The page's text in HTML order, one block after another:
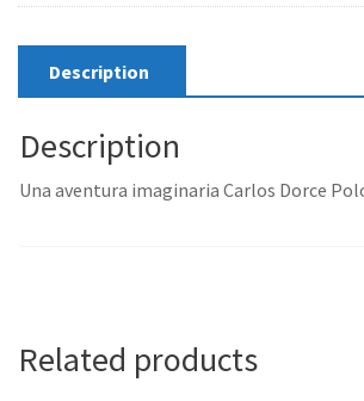
Description
Description
Una aventura imaginaria Carlos Dorce
Related products